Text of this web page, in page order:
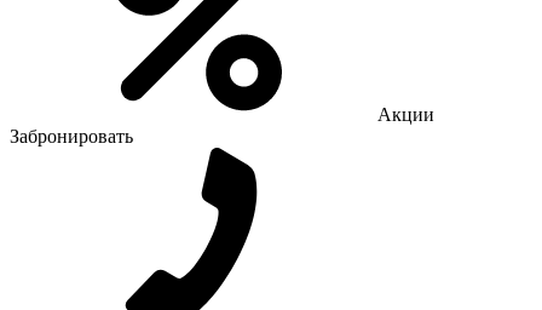
Акции
Забронировать